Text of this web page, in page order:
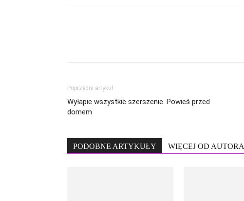
Poprzedni artykuł
Wyłapie wszystkie szerszenie. Powieś przed
domem
PODOBNE ARTYKUŁY WIĘCEJ OD AUTORA